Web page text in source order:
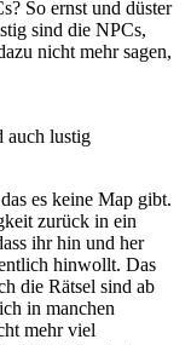
So ernst und düster
sind die NPCs,
nicht mehr sagen,
auch lustig
es keine Map gibt.
zurück in ein
ihr hin und her
hinwollt. Das
die Rätsel sind ab
in manchen
mehr viel